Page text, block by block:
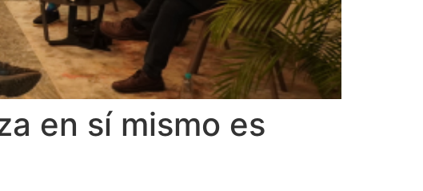
en sí mismo es